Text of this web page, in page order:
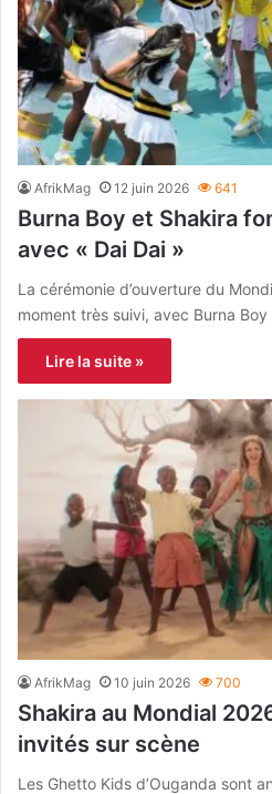
AfrikMag 12 juin 2026 641
Burna Boy et Shakira
avec « Dai Dai »
La cérémonie d’ouverture du
moment très suivi, avec Burna
Lire la suite »
AfrikMag 10 juin 2026 700
Shakira au Mondial
invités sur scène
Les Ghetto Kids d’Ouganda sont